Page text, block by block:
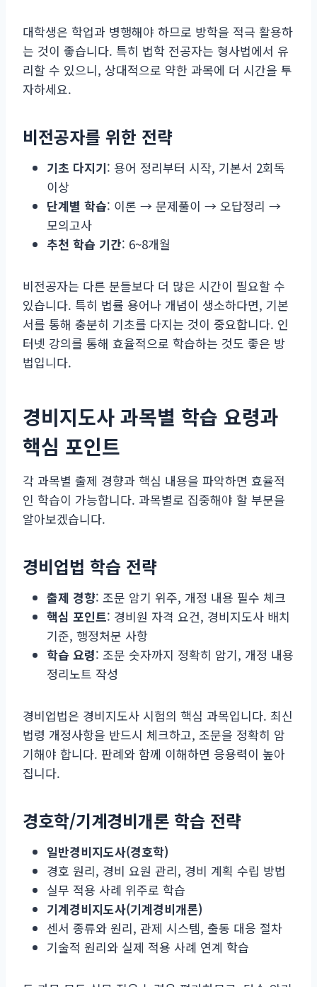
대학생은 학업과 병행해야 하므로 방학을 적극 활용하
는 것이 좋습니다. 특히 법학 전공자는 형사법에서 유
리할 수 있으니, 상대적으로 약한 과목에 더 시간을 투
자하세요.
비전공자를 위한 전략
기초 다지기: 용어 정리부터 시작, 기본서 2회독
이상
단계별 학습: 이론 → 문제풀이 → 오답정리 →
모의고사
추천 학습 기간: 6~8개월
비전공자는 다른 분들보다 더 많은 시간이 필요할 수
있습니다. 특히 법률 용어나 개념이 생소하다면, 기본
서를 통해 충분히 기초를 다지는 것이 중요합니다. 인
터넷 강의를 통해 효율적으로 학습하는 것도 좋은 방
법입니다.
경비지도사 과목별 학습 요령과
핵심 포인트
각 과목별 출제 경향과 핵심 내용을 파악하면 효율적
인 학습이 가능합니다. 과목별로 집중해야 할 부분을
알아보겠습니다.
경비업법 학습 전략
출제 경향: 조문 암기 위주, 개정 내용 필수 체크
핵심 포인트: 경비원 자격 요건, 경비지도사 배치
기준, 행정처분 사항
학습 요령: 조문 숫자까지 정확히 암기, 개정 내용
정리노트 작성
경비업법은 경비지도사 시험의 핵심 과목입니다. 최신
법령 개정사항을 반드시 체크하고, 조문을 정확히 암
기해야 합니다. 판례와 함께 이해하면 응용력이 높아
집니다.
경호학/기계경비개론 학습 전략
일반경비지도사(경호학)
경호 원리, 경비 요원 관리, 경비 계획 수립 방법
실무 적용 사례 위주로 학습
기계경비지도사(기계경비개론)
센서 종류와 원리, 관제 시스템, 출동 대응 절차
기술적 원리와 실제 적용 사례 연계 학습